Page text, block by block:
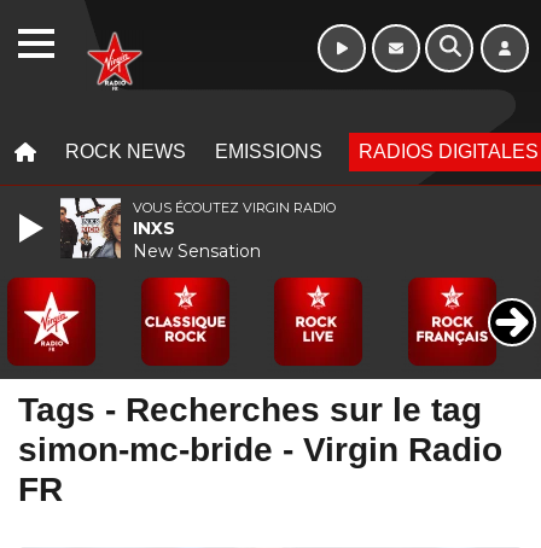
ROCK NEWS EMISSIONS RADIOS DIGITALES
Tags - Recherches sur le tag
simon-mc-bride - Virgin Radio
FR
VOUS ÉCOUTEZ VIRGIN RADIO
INXS
New Sensation
WEBRADIO